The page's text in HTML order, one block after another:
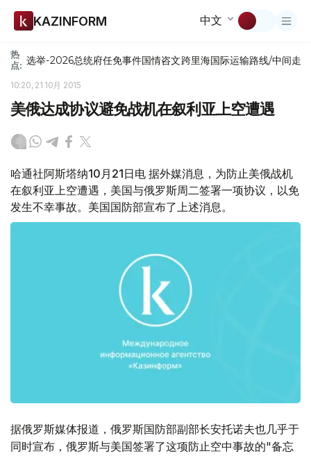
KAZINFORM 中文
热
点: 选举-2026总统府任免事件国情咨文跨里海国际运输路线/中间走廊
10:20, 21 10月 2015
美俄达成协议避免战机在叙利亚上空遭遇
哈通社阿斯塔纳10月21日电 据外媒消息，为防止美俄战机
在叙利亚上空遭遇，美国与俄罗斯周二签署一项协议，以免
发生不幸事故。美国国防部宣布了上述消息。
据俄罗斯媒体报道，俄罗斯国防部副部长安托诺夫也几乎于
同时宣布，俄罗斯与美国签署了这项防止空中事故的"备忘